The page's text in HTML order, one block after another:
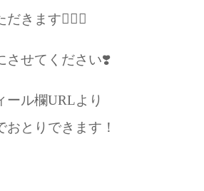
きます🙇🏻‍♂️
させてください❣️
ール欄URLより
とりできます！